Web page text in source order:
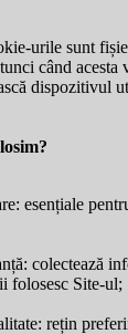
urile sunt
când acesta
dispozitivul
esențiale
colectează
folosesc Site-ul;
rețin